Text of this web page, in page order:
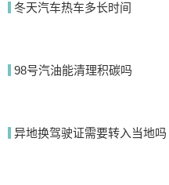
提交
冬天汽车热车多长时间
98号汽油能清理积碳吗
异地换驾驶证需要转入当地吗